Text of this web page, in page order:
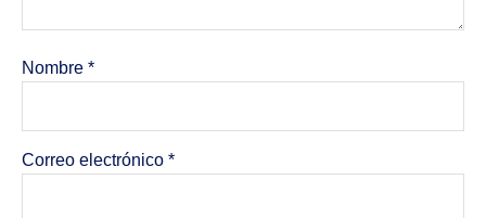
Nombre *
Correo electrónico *